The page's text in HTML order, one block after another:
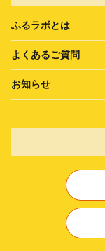
ふるラボとは
よくあるご質問
お知らせ